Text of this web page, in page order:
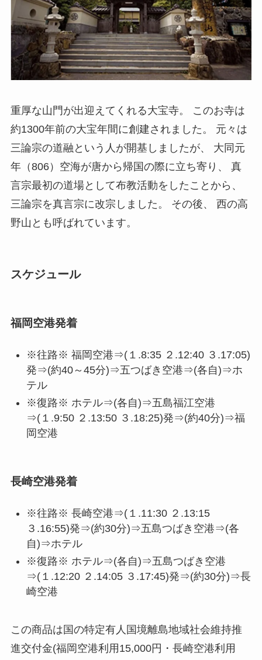
重厚な山門が出迎えてくれる大宝寺。 このお寺は
約1300年前の大宝年間に創建されました。 元々は
三論宗の道融という人が開基しましたが、 大同元
年（806）空海が唐から帰国の際に立ち寄り、 真
言宗最初の道場として布教活動をしたことから、
三論宗を真言宗に改宗しました。 その後、 西の高
野山とも呼ばれています。
スケジュール
福岡空港発着
※往路※ 福岡空港⇒(１.8:35 ２.12:40 ３.17:05)
発⇒(約40～45分)⇒五つばき空港⇒(各自)⇒ホ
テル
※復路※ ホテル⇒(各自)⇒五島福江空港
⇒(１.9:50 ２.13:50 ３.18:25)発⇒(約40分)⇒福
岡空港
長崎空港発着
※往路※ 長崎空港⇒(１.11:30 ２.13:15
３.16:55)発⇒(約30分)⇒五島つばき空港⇒(各
自)⇒ホテル
※復路※ ホテル⇒(各自)⇒五島つばき空港
⇒(１.12:20 ２.14:05 ３.17:45)発⇒(約30分)⇒長
崎空港
この商品は国の特定有人国境離島地域社会維持推
進交付金(福岡空港利用15,000円・長崎空港利用